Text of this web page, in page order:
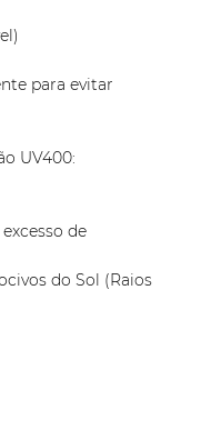
para evitar
UV400:
de
do Sol (Raios